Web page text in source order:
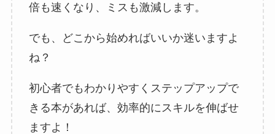
倍も速くなり、ミスも激減します。
でも、どこから始めればいいか迷いますよ
ね？
初心者でもわかりやすくステップアップで
きる本があれば、効率的にスキルを伸ばせ
ますよ！